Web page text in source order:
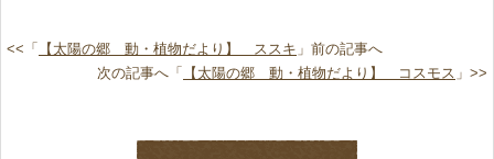
<<「 【太陽の郷 動・植物だより】 ススキ 」前の記事へ
次の記事へ「
【太陽の郷 動・植物だより】 コスモス 」>>